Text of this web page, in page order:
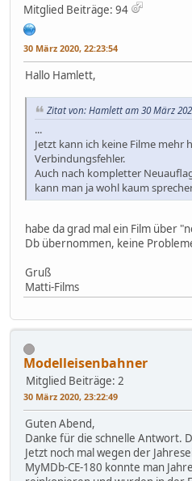
Mitglied Beiträge: 94
30 März 2020, 22:23:54
Hallo Hamlett,
Zitat von: Hamlett am 30 März
...
Jetzt kann ich keine Filme mehr
Verbindungsfehler.
Auch nach kompletter
kann man ja wohl kaum
habe da grad mal ein Film über
Db übernommen, keine
Gruß
Matti-Films
Modelleisenbahner
Mitglied Beiträge: 2
30 März 2020, 23:22:49
Guten Abend,
Danke für die schnelle Antwort.
Jetzt noch mal wegen der
MyMDb-CE-180 konnte man